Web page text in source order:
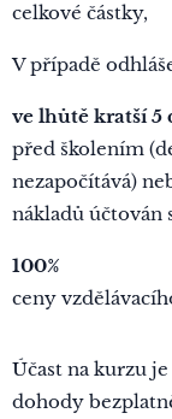
celkové částky,
V případě
ve lhůtě kratší 5
před školením
nezapočítává)
nákladů účtován
100%
ceny
Účast na kurzu
dohody